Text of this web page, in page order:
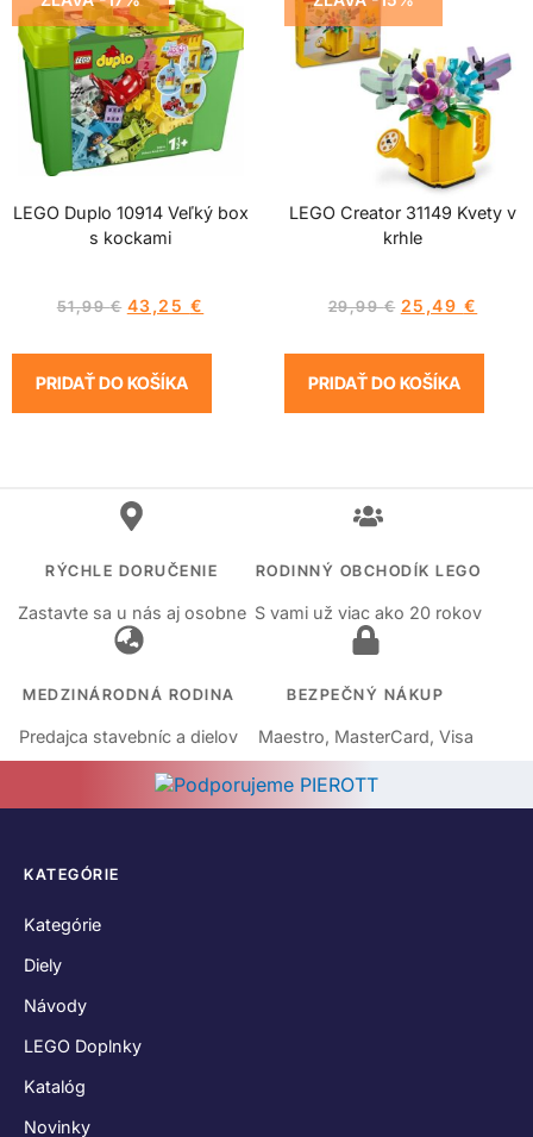
LEGO Duplo 10914 Veľký box
s kockami
51,99€ 43,25 €
PRIDAŤ DO KOŠÍKA
LEGO Creator 31149 Kvety v
krhle
29,99€ 25,49 €
PRIDAŤ DO KOŠÍKA
RÝCHLE DORUČENIE
Zastavte sa u nás aj osobne
RODINNÝ OBCHODÍK LEGO
S vami už viac ako 20 rokov
MEDZINÁRODNÁ RODINA
Predajca stavebníc a dielov
BEZPEČNÝ NÁKUP
Maestro, MasterCard, Visa
KATEGÓRIE
Kategórie
Diely
Návody
LEGO Doplnky
Katalóg
Novinky